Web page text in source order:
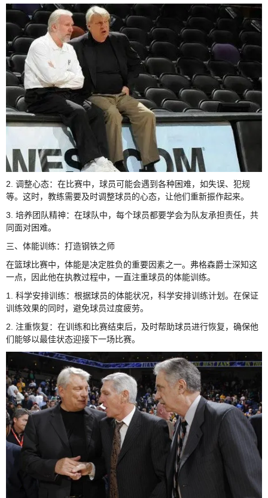
2. 调整心态：在比赛中，球员可能会遇到各种困难，如失误、犯规
等。这时，教练需要及时调整球员的心态，让他们重新振作起来。
3. 培养团队精神：在球队中，每个球员都要学会为队友承担责任，共
同面对困难。
三、体能训练：打造钢铁之师
在篮球比赛中，体能是决定胜负的重要因素之一。弗格森爵士深知这
一点，因此他在执教过程中，一直注重球员的体能训练。
1. 科学安排训练：根据球员的体能状况，科学安排训练计划。在保证
训练效果的同时，避免球员过度疲劳。
2. 注重恢复：在训练和比赛结束后，及时帮助球员进行恢复，确保他
们能够以最佳状态迎接下一场比赛。